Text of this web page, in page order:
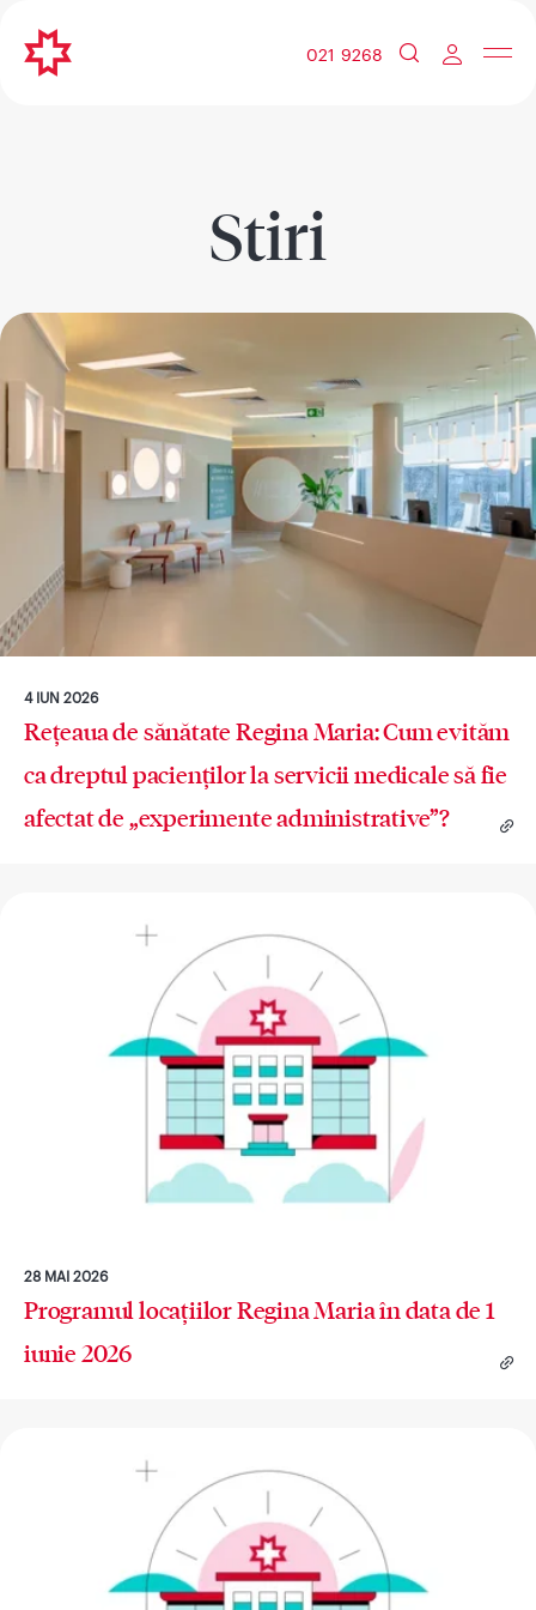
021 9268
Stiri
4 IUN 2026
Rețeaua de sănătate Regina Maria: Cum evităm
ca dreptul pacienților la servicii medicale să fie
afectat de „experimente administrative”?
28 MAI 2026
Programul locațiilor Regina Maria în data de 1
iunie 2026